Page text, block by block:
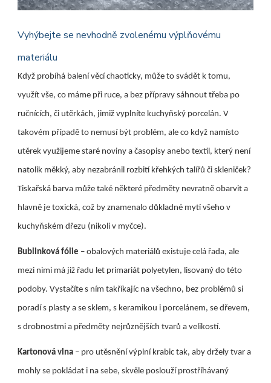
Vyhýbejte se nevhodně zvolenému výplňovému
materiálu
Když probíhá balení věcí chaoticky, může to svádět k tomu,
využít vše, co máme při ruce, a bez přípravy sáhnout třeba po
ručnících, či utěrkách, jimiž vyplníte kuchyňský porcelán. V
takovém případě to nemusí být problém, ale co když namísto
utěrek využijeme staré noviny a časopisy anebo textil, který není
natolik měkký, aby nezabránil rozbití křehkých talířů či skleniček?
Tiskařská barva může také některé předměty nevratně obarvit a
hlavně je toxická, což by znamenalo důkladné mytí všeho v
kuchyňském dřezu (nikoli v myčce).
Bublinková fólie – obalových materiálů existuje celá řada, ale
mezi nimi má již řadu let primariát polyetylen, lisovaný do této
podoby. Vystačíte s ním takříkajíc na všechno, bez problémů si
poradí s plasty a se sklem, s keramikou i porcelánem, se dřevem,
s drobnostmi a předměty nejrůznějších tvarů a velikostí.
Kartonová vlna – pro utěsnění výplní krabic tak, aby držely tvar a
mohly se pokládat i na sebe, skvěle poslouží prostříhávaný